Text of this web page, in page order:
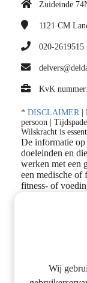
Zuideinde
1121 CM
020-2619515
KvK
* DISCLAIMER|
persoon |
Wilskracht is
De informatie op
doeleinden en
werken met een
een medische of
fitness- of
Wij